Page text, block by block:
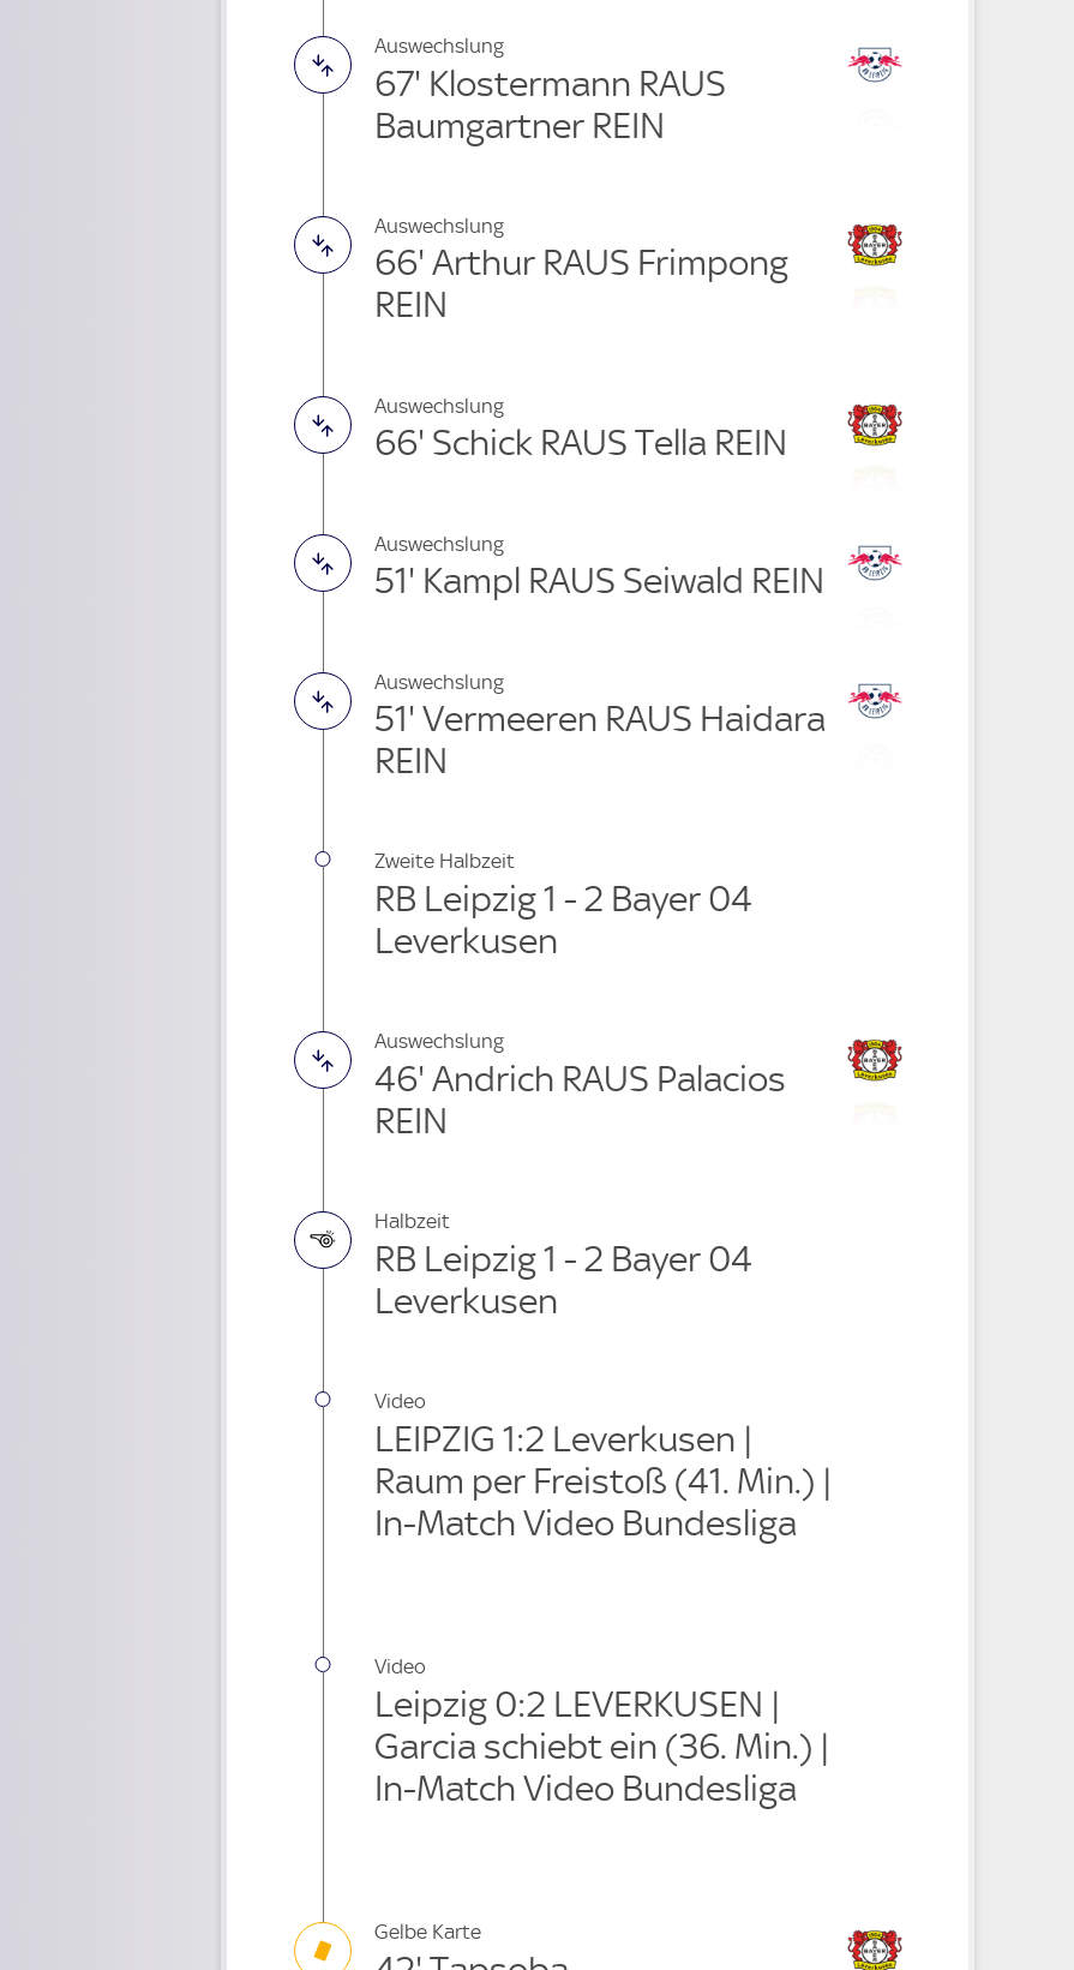
Auswechslung
67' Klostermann RAUS
Baumgartner REIN
Auswechslung
66' Arthur RAUS Frimpong
REIN
Auswechslung
66' Schick RAUS Tella REIN
Auswechslung
51' Kampl RAUS Seiwald REIN
Auswechslung
51' Vermeeren RAUS Haidara
REIN
Zweite Halbzeit
RB Leipzig 1 - 2 Bayer 04
Leverkusen
Auswechslung
46' Andrich RAUS Palacios
REIN
Halbzeit
RB Leipzig 1 - 2 Bayer 04
Leverkusen
Video
LEIPZIG 1:2 Leverkusen |
Raum per Freistoß (41. Min.) |
In-Match Video Bundesliga
Video
Leipzig 0:2 LEVERKUSEN |
Garcia schiebt ein (36. Min.) |
In-Match Video Bundesliga
Gelbe Karte